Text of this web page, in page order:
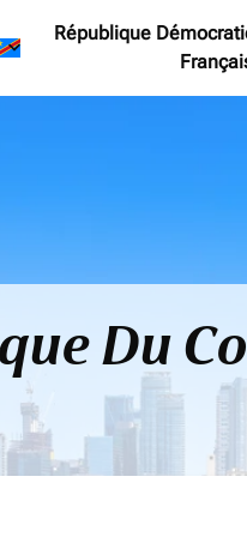
République
keyboard_arrow_down
Du